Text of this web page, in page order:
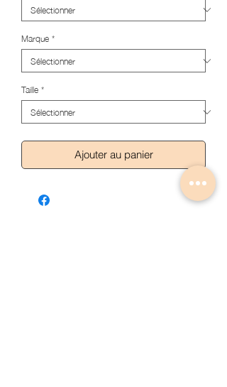
Marque*
Taille*
Ajouter au panier